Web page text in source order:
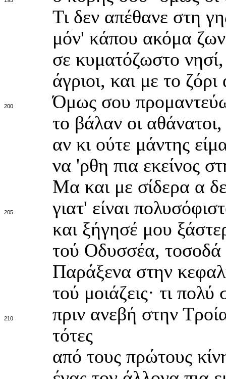
Τι δεν απέθανε στη
μόν' κάπου ακόμα
σε κυματόζωστο
άγριοι, και με το
200
Όμως σου
το βάλαν οι
αν κι ούτε μάντης
να 'ρθη πια εκείνος
Μα και με σίδερα α
205
γιατ' είναι
και ξήγησέ μου
τού Οδυσσέα, τοσοδά
Παράξενα στην
τού μοιάζεις· τι
210
πριν ανεβή στην
τότες
από τους πρώτους